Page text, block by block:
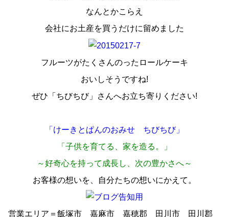
なんとかこらえ
会社にお土産を買うだけに留めました
フルーツがたくさんのったロールケーキ
おいしそうですね!
ぜひ「ちびちび」さんへお立ち寄りください!
「けーきとぱんのおみせ ちびちび」
「 子供を育てる、家を造る 。」
～好奇心を持って成長し、次の豊かさへ～
お客様の想いを、自分たちの想いにかえて。
営業エリア＝飯塚市 嘉麻市 嘉穂郡 田川市 田川郡